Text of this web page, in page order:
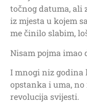
točnog datuma, ali
iz mjesta u kojem
me činilo slabim,
Nisam pojma imao
I mnogi niz godina
opstanka i uma,
revolucija svijesti.